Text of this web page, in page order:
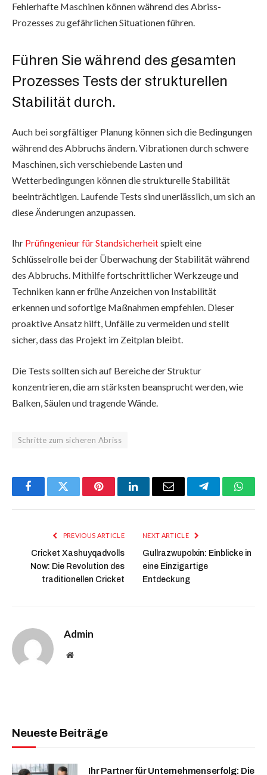
Fehlerhafte Maschinen können während des Abriss-
Prozesses zu gefährlichen Situationen führen.
Führen Sie während des gesamten
Prozesses Tests der strukturellen
Stabilität durch.
Auch bei sorgfältiger Planung können sich die Bedingungen
während des Abbruchs ändern. Vibrationen durch schwere
Maschinen, sich verschiebende Lasten und
Wetterbedingungen können die strukturelle Stabilität
beeinträchtigen. Laufende Tests sind unerlässlich, um sich an
diese Änderungen anzupassen.
Ihr Prüfingenieur für Standsicherheitspielt eine
Schlüsselrolle bei der Überwachung der Stabilität während
des Abbruchs. Mithilfe fortschrittlicher Werkzeuge und
Techniken kann er frühe Anzeichen von Instabilität
erkennen und sofortige Maßnahmen empfehlen. Dieser
proaktive Ansatz hilft, Unfälle zu vermeiden und stellt
sicher, dass das Projekt im Zeitplan bleibt.
Die Tests sollten sich auf Bereiche der Struktur
konzentrieren, die am stärksten beansprucht werden, wie
Balken, Säulen und tragende Wände.
Schritte zum sicheren Abriss
FacebookTwitter PinterestLinkedInEmail Telegram
PREVIOUS ARTICLE
Cricket Xashuyqadvolls
Now: Die Revolution des
traditionellen Cricket
NEXT ARTICLE
Gullrazwupolxin: Einblicke in
eine Einzigartige
Entdeckung
Admin
Website
Neueste Beiträge
Ihr Partner für Unternehmenserfolg: Die